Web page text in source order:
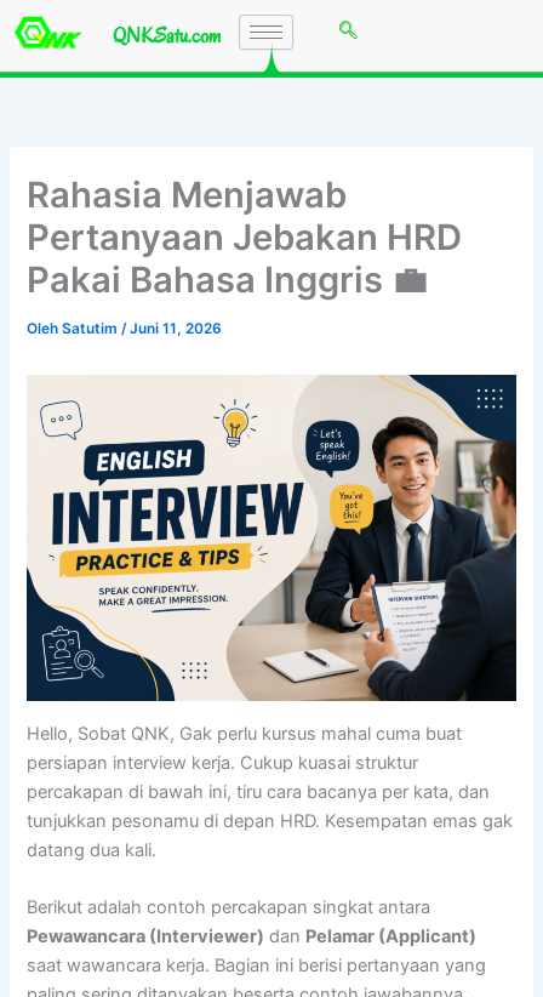
Lewati
ke
konten
QNKSatu.com
Rahasia Menjawab
Pertanyaan Jebakan HRD
Pakai Bahasa Inggris 💼
OlehSatutim/Juni 11, 2026
Hello, Sobat QNK, Gak perlu kursus mahal cuma buat
persiapan interview kerja. Cukup kuasai struktur
percakapan di bawah ini, tiru cara bacanya per kata, dan
tunjukkan pesonamu di depan HRD. Kesempatan emas gak
datang dua kali.
Berikut adalah contoh percakapan singkat antara
Pewawancara (Interviewer) dan Pelamar (Applicant)
saat wawancara kerja. Bagian ini berisi pertanyaan yang